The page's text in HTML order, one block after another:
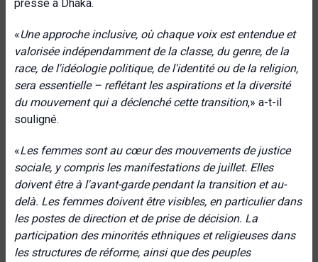
presse à Dhaka.
«Une approche inclusive, où chaque voix est entendue et
valorisée indépendamment de la classe, du genre, de la
race, de l'idéologie politique, de l'identité ou de la religion,
sera essentielle – reflétant les aspirations et la diversité
du mouvement qui a déclenché cette transition,» a-t-il
souligné.
«Les femmes sont au cœur des mouvements de justice
sociale, y compris les manifestations de juillet. Elles
doivent être à l'avant-garde pendant la transition et au-
delà. Les femmes doivent être visibles, en particulier dans
les postes de direction et de prise de décision. La
participation des minorités ethniques et religieuses dans
les structures de réforme, ainsi que des peuples